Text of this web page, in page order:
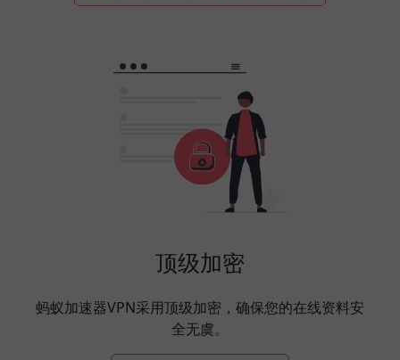
顶级加密
蚂蚁加速器VPN采用顶级加密，确保您的在线资料安
全无虞。